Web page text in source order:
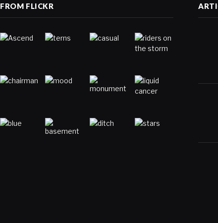
FROM FLICKR